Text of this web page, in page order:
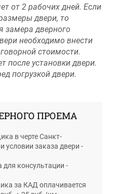
от 2 рабочих дней. Если
двери, то
замера дверного
необходимо внести
стоимости.
после установки двери.
погрузкой двери.
ПРОЕМА
в черте Санкт-
условии заказа двери -
для консультации -
за КАД оплачивается